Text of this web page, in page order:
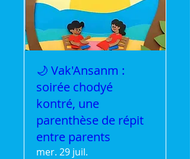
🌙 Vak'Ansanm :
soirée chodyé
kontré, une
parenthèse de répit
entre parents
mer. 29 juil.